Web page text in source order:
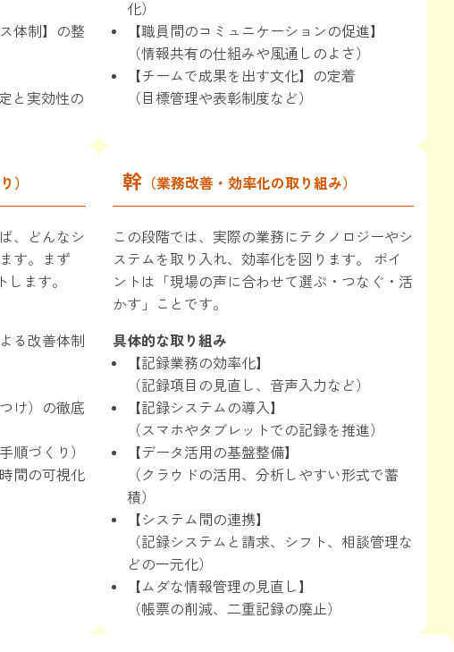
体制】の整
と実効性の
化）
【職員間のコミュニケーションの促進】
（情報共有の仕組みや風通しのよさ）
【チームで成果を出す文化】の定着
（目標管理や表彰制度など）
）
、どんなシ
す。まず
ます。
る改善体制
け）の徹底
順づくり）
間の可視化
幹 （業務改善・効率化の取り組み）
この段階では、実際の業務にテクノロジーやシ
ステムを取り入れ、効率化を図ります。 ポイ
ントは「現場の声に合わせて選ぶ・つなぐ・活
かす」ことです。
具体的な取り組み
【記録業務の効率化】
（記録項目の見直し、音声入力など）
【記録システムの導入】
（スマホやタブレットでの記録を推進）
【データ活用の基盤整備】
（クラウドの活用、分析しやすい形式で蓄
積）
【システム間の連携】
（記録システムと請求、シフト、相談管理な
どの一元化）
【ムダな情報管理の見直し】
（帳票の削減、二重記録の廃止）